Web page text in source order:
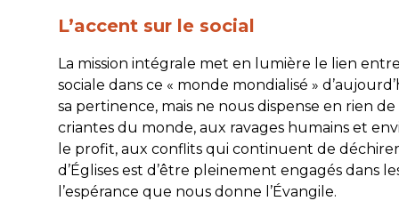
L’accent sur le social
La mission intégrale met en lumière le lien
sociale dans ce « monde mondialisé »
sa pertinence, mais ne nous dispense en rien
criantes du monde, aux ravages humains et
le profit, aux conflits qui continuent de
d’Églises est d’être pleinement engagés dans
l’espérance que nous donne l’Évangile.